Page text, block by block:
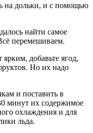
на дольки, и с помощью
найти самое
перемешиваем.
добавьте ягод,
Но их надо
и поставить в
минут их содержимое
охлаждения и для
льда.